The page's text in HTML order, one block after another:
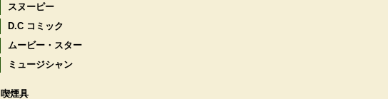
スヌーピー
D.C コミック
ムービー・スター
ミュージシャン
喫煙具